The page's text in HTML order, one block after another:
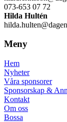
073-653 07 72
Hilda Hultén
Meny
Hem
Nyheter
Våra sponsorer
Sponsorskap &
Kontakt
Om oss
Bossa